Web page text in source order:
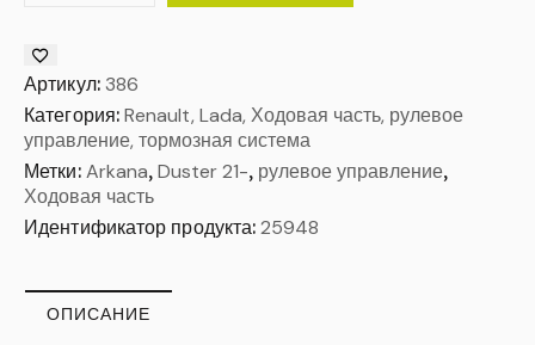
Артикул: 386
Категория:Renault, Lada, Ходовая часть, рулевое
управление, тормозная система
Метки: Arkana, Duster 21-, рулевое управление,
Ходовая часть
Идентификатор продукта:25948
ОПИСАНИЕ